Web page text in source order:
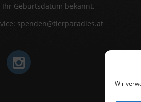
Wir
Geburtsdatum bekannt.
spenden@tierparadies.at